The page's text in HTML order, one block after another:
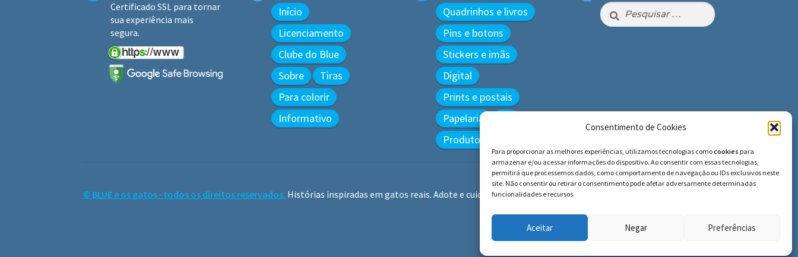
Consentimento de Cookies
Para proporcionar as melhores experiências, utilizamos tecnologias comocookies para
armazenar e/ou acessar informações do dispositivo. Ao consentir com essas tecnologias,
permitirá que processemos dados, como comportamento de navegação ou IDs exclusivos neste
site. Não consentir ou retirar o consentimento pode afetar adversamente determinadas
funcionalidades e recursos.
Aceitar Negar Preferências
Certificado SSL para tornar
sua experiência mais
segura.
Início
Licenciamento
Clube do Blue
Sobre
Tiras
Para colorir
Informativo
Quadrinhos e livros
Pins e botons
Stickers e imãs
Digital
Prints e postais
Papelaria
Produtos diversos
Pesquisar
por:
© BLUE e os gatos ∙ todos os direitos reservados. Histórias inspiradas em gatos reais. Adote e cuide dos gatos!